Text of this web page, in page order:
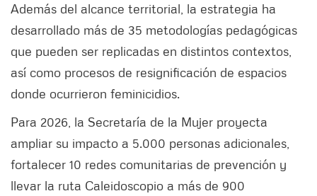
Además del alcance territorial, la estrategia ha
desarrollado más de 35 metodologías pedagógicas
que pueden ser replicadas en distintos contextos,
así como procesos de resignificación de espacios
donde ocurrieron feminicidios.
Para 2026, la Secretaría de la Mujer proyecta
ampliar su impacto a 5.000 personas adicionales,
fortalecer 10 redes comunitarias de prevención y
llevar la ruta Caleidoscopio a más de 900